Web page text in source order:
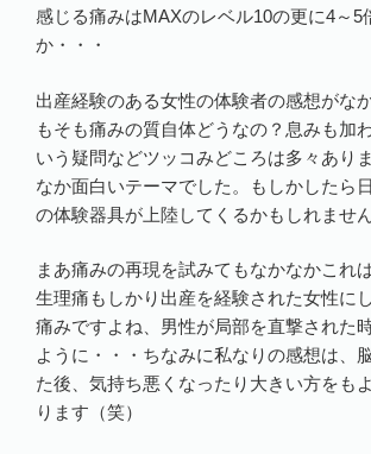
感じる痛みはMAXのレベル10の更に4～5
か・・・
出産経験のある女性の体験者の感想がな
もそも痛みの質自体どうなの？息みも加
いう疑問などツッコみどころは多々あり
なか面白いテーマでした。もしかしたら
の体験器具が上陸してくるかもしれませ
まあ痛みの再現を試みてもなかなかこれ
生理痛もしかり出産を経験された女性に
痛みですよね、男性が局部を直撃された
ように・・・ちなみに私なりの感想は、
た後、気持ち悪くなったり大きい方をも
ります（笑）